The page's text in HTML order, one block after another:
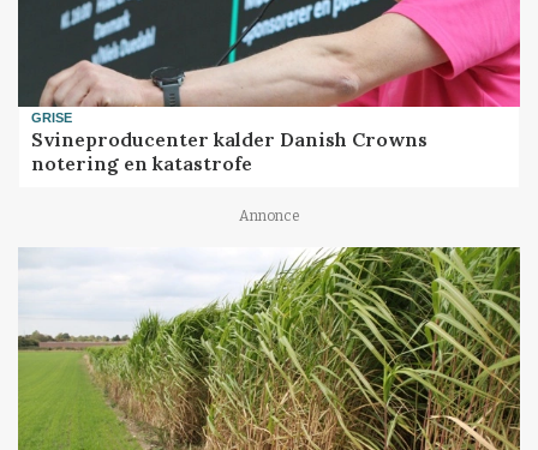
GRISE
Svineproducenter kalder Danish Crowns
notering en katastrofe
Annonce